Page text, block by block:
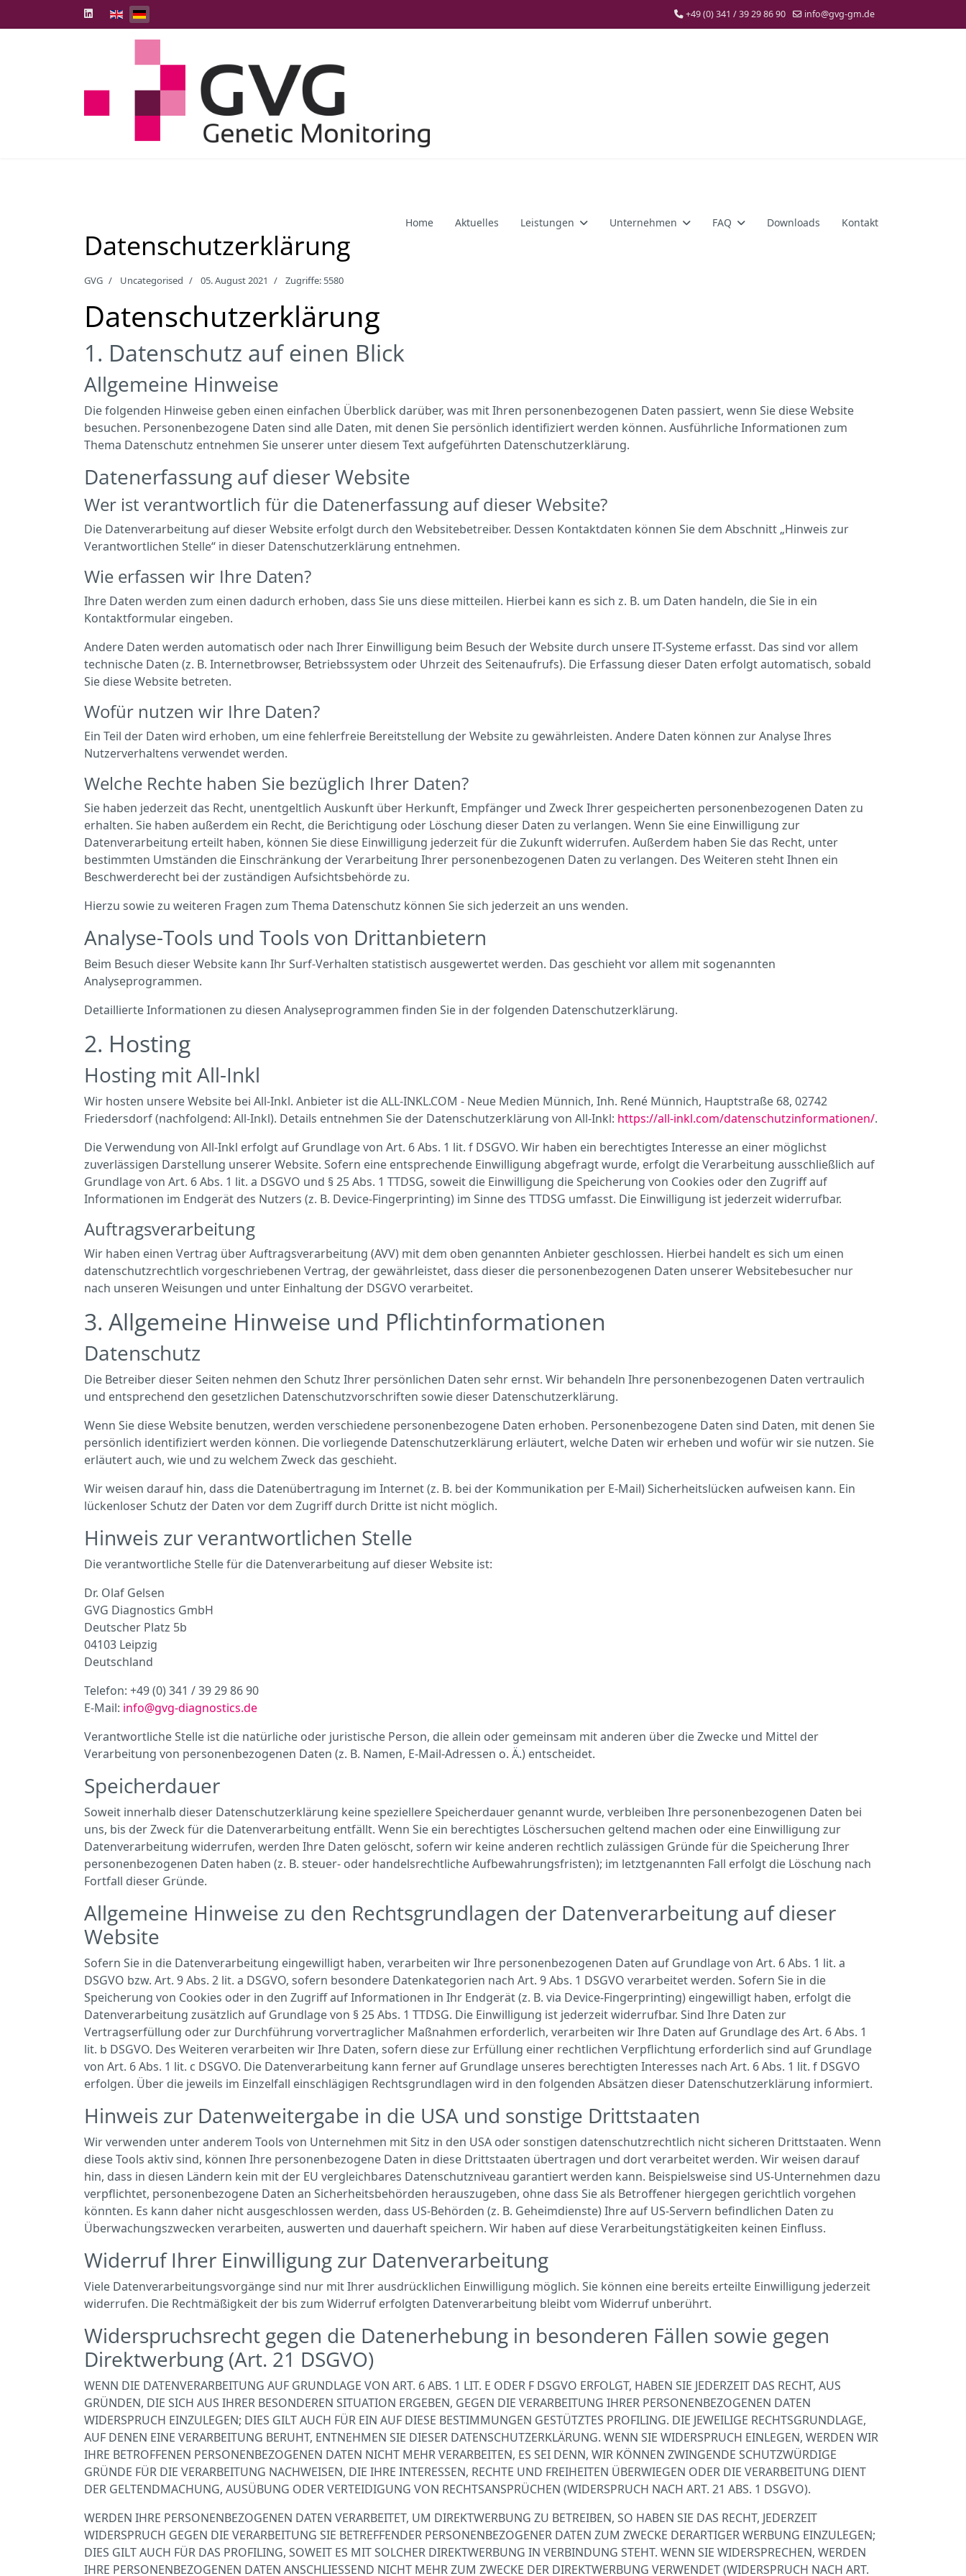
Select your language +49 (0) 341 / 39 29 86 90 info@gvg-gm.de
Home Aktuelles Leistungen Unternehmen FAQ Downloads Kontakt
Datenschutzerklärung
GVG Uncategorised 05. August 2021 Zugriffe: 5580
Datenschutz­erklärung
1. Datenschutz auf einen Blick
Allgemeine Hinweise
Die folgenden Hinweise geben einen einfachen Überblick darüber, was mit Ihren personenbezogenen Daten passiert, wenn Sie diese Website
besuchen. Personenbezogene Daten sind alle Daten, mit denen Sie persönlich identifiziert werden können. Ausführliche Informationen zum
Thema Datenschutz entnehmen Sie unserer unter diesem Text aufgeführten Datenschutzerklärung.
Datenerfassung auf dieser Website
Wer ist verantwortlich für die Datenerfassung auf dieser Website?
Die Datenverarbeitung auf dieser Website erfolgt durch den Websitebetreiber. Dessen Kontaktdaten können Sie dem Abschnitt „Hinweis zur
Verantwortlichen Stelle“ in dieser Datenschutzerklärung entnehmen.
Wie erfassen wir Ihre Daten?
Ihre Daten werden zum einen dadurch erhoben, dass Sie uns diese mitteilen. Hierbei kann es sich z. B. um Daten handeln, die Sie in ein
Kontaktformular eingeben.
Andere Daten werden automatisch oder nach Ihrer Einwilligung beim Besuch der Website durch unsere IT-Systeme erfasst. Das sind vor allem
technische Daten (z. B. Internetbrowser, Betriebssystem oder Uhrzeit des Seitenaufrufs). Die Erfassung dieser Daten erfolgt automatisch, sobald
Sie diese Website betreten.
Wofür nutzen wir Ihre Daten?
Ein Teil der Daten wird erhoben, um eine fehlerfreie Bereitstellung der Website zu gewährleisten. Andere Daten können zur Analyse Ihres
Nutzerverhaltens verwendet werden.
Welche Rechte haben Sie bezüglich Ihrer Daten?
Sie haben jederzeit das Recht, unentgeltlich Auskunft über Herkunft, Empfänger und Zweck Ihrer gespeicherten personenbezogenen Daten zu
erhalten. Sie haben außerdem ein Recht, die Berichtigung oder Löschung dieser Daten zu verlangen. Wenn Sie eine Einwilligung zur
Datenverarbeitung erteilt haben, können Sie diese Einwilligung jederzeit für die Zukunft widerrufen. Außerdem haben Sie das Recht, unter
bestimmten Umständen die Einschränkung der Verarbeitung Ihrer personenbezogenen Daten zu verlangen. Des Weiteren steht Ihnen ein
Beschwerderecht bei der zuständigen Aufsichtsbehörde zu.
Hierzu sowie zu weiteren Fragen zum Thema Datenschutz können Sie sich jederzeit an uns wenden.
Analyse-Tools und Tools von Dritt­anbietern
Beim Besuch dieser Website kann Ihr Surf-Verhalten statistisch ausgewertet werden. Das geschieht vor allem mit sogenannten
Analyseprogrammen.
Detaillierte Informationen zu diesen Analyseprogrammen finden Sie in der folgenden Datenschutzerklärung.
2. Hosting
Hosting mit All-Inkl
Wir hosten unsere Website bei All-Inkl. Anbieter ist die ALL-INKL.COM - Neue Medien Münnich, Inh. René Münnich, Hauptstraße 68, 02742
Friedersdorf (nachfolgend: All-Inkl). Details entnehmen Sie der Datenschutzerklärung von All-Inkl: https://all-inkl.com/datenschutzinformationen/.
Die Verwendung von All-Inkl erfolgt auf Grundlage von Art. 6 Abs. 1 lit. f DSGVO. Wir haben ein berechtigtes Interesse an einer möglichst
zuverlässigen Darstellung unserer Website. Sofern eine entsprechende Einwilligung abgefragt wurde, erfolgt die Verarbeitung ausschließlich auf
Grundlage von Art. 6 Abs. 1 lit. a DSGVO und § 25 Abs. 1 TTDSG, soweit die Einwilligung die Speicherung von Cookies oder den Zugriff auf
Informationen im Endgerät des Nutzers (z. B. Device-Fingerprinting) im Sinne des TTDSG umfasst. Die Einwilligung ist jederzeit widerrufbar.
Auftragsverarbeitung
Wir haben einen Vertrag über Auftragsverarbeitung (AVV) mit dem oben genannten Anbieter geschlossen. Hierbei handelt es sich um einen
datenschutzrechtlich vorgeschriebenen Vertrag, der gewährleistet, dass dieser die personenbezogenen Daten unserer Websitebesucher nur
nach unseren Weisungen und unter Einhaltung der DSGVO verarbeitet.
3. Allgemeine Hinweise und Pflicht­informationen
Datenschutz
Die Betreiber dieser Seiten nehmen den Schutz Ihrer persönlichen Daten sehr ernst. Wir behandeln Ihre personenbezogenen Daten vertraulich
und entsprechend den gesetzlichen Datenschutzvorschriften sowie dieser Datenschutzerklärung.
Wenn Sie diese Website benutzen, werden verschiedene personenbezogene Daten erhoben. Personenbezogene Daten sind Daten, mit denen Sie
persönlich identifiziert werden können. Die vorliegende Datenschutzerklärung erläutert, welche Daten wir erheben und wofür wir sie nutzen. Sie
erläutert auch, wie und zu welchem Zweck das geschieht.
Wir weisen darauf hin, dass die Datenübertragung im Internet (z. B. bei der Kommunikation per E-Mail) Sicherheitslücken aufweisen kann. Ein
lückenloser Schutz der Daten vor dem Zugriff durch Dritte ist nicht möglich.
Hinweis zur verantwortlichen Stelle
Die verantwortliche Stelle für die Datenverarbeitung auf dieser Website ist:
Dr. Olaf Gelsen
GVG Diagnostics GmbH
Deutscher Platz 5b
04103 Leipzig
Deutschland
Telefon: +49 (0) 341 / 39 29 86 90
E-Mail: info@gvg-diagnostics.de
Verantwortliche Stelle ist die natürliche oder juristische Person, die allein oder gemeinsam mit anderen über die Zwecke und Mittel der
Verarbeitung von personenbezogenen Daten (z. B. Namen, E-Mail-Adressen o. Ä.) entscheidet.
Speicherdauer
Soweit innerhalb dieser Datenschutzerklärung keine speziellere Speicherdauer genannt wurde, verbleiben Ihre personenbezogenen Daten bei
uns, bis der Zweck für die Datenverarbeitung entfällt. Wenn Sie ein berechtigtes Löschersuchen geltend machen oder eine Einwilligung zur
Datenverarbeitung widerrufen, werden Ihre Daten gelöscht, sofern wir keine anderen rechtlich zulässigen Gründe für die Speicherung Ihrer
personenbezogenen Daten haben (z. B. steuer- oder handelsrechtliche Aufbewahrungsfristen); im letztgenannten Fall erfolgt die Löschung nach
Fortfall dieser Gründe.
Allgemeine Hinweise zu den Rechtsgrundlagen der Datenverarbeitung auf dieser
Website
Sofern Sie in die Datenverarbeitung eingewilligt haben, verarbeiten wir Ihre personenbezogenen Daten auf Grundlage von Art. 6 Abs. 1 lit. a
DSGVO bzw. Art. 9 Abs. 2 lit. a DSGVO, sofern besondere Datenkategorien nach Art. 9 Abs. 1 DSGVO verarbeitet werden. Sofern Sie in die
Speicherung von Cookies oder in den Zugriff auf Informationen in Ihr Endgerät (z. B. via Device-Fingerprinting) eingewilligt haben, erfolgt die
Datenverarbeitung zusätzlich auf Grundlage von § 25 Abs. 1 TTDSG. Die Einwilligung ist jederzeit widerrufbar. Sind Ihre Daten zur
Vertragserfüllung oder zur Durchführung vorvertraglicher Maßnahmen erforderlich, verarbeiten wir Ihre Daten auf Grundlage des Art. 6 Abs. 1
lit. b DSGVO. Des Weiteren verarbeiten wir Ihre Daten, sofern diese zur Erfüllung einer rechtlichen Verpflichtung erforderlich sind auf Grundlage
von Art. 6 Abs. 1 lit. c DSGVO. Die Datenverarbeitung kann ferner auf Grundlage unseres berechtigten Interesses nach Art. 6 Abs. 1 lit. f DSGVO
erfolgen. Über die jeweils im Einzelfall einschlägigen Rechtsgrundlagen wird in den folgenden Absätzen dieser Datenschutzerklärung informiert.
Hinweis zur Datenweitergabe in die USA und sonstige Drittstaaten
Wir verwenden unter anderem Tools von Unternehmen mit Sitz in den USA oder sonstigen datenschutzrechtlich nicht sicheren Drittstaaten. Wenn
diese Tools aktiv sind, können Ihre personenbezogene Daten in diese Drittstaaten übertragen und dort verarbeitet werden. Wir weisen darauf
hin, dass in diesen Ländern kein mit der EU vergleichbares Datenschutzniveau garantiert werden kann. Beispielsweise sind US-Unternehmen dazu
verpflichtet, personenbezogene Daten an Sicherheitsbehörden herauszugeben, ohne dass Sie als Betroffener hiergegen gerichtlich vorgehen
könnten. Es kann daher nicht ausgeschlossen werden, dass US-Behörden (z. B. Geheimdienste) Ihre auf US-Servern befindlichen Daten zu
Überwachungszwecken verarbeiten, auswerten und dauerhaft speichern. Wir haben auf diese Verarbeitungstätigkeiten keinen Einfluss.
Widerruf Ihrer Einwilligung zur Datenverarbeitung
Viele Datenverarbeitungsvorgänge sind nur mit Ihrer ausdrücklichen Einwilligung möglich. Sie können eine bereits erteilte Einwilligung jederzeit
widerrufen. Die Rechtmäßigkeit der bis zum Widerruf erfolgten Datenverarbeitung bleibt vom Widerruf unberührt.
Widerspruchsrecht gegen die Datenerhebung in besonderen Fällen sowie gegen
Direktwerbung (Art. 21 DSGVO)
WENN DIE DATENVERARBEITUNG AUF GRUNDLAGE VON ART. 6 ABS. 1 LIT. E ODER F DSGVO ERFOLGT, HABEN SIE JEDERZEIT DAS RECHT, AUS
GRÜNDEN, DIE SICH AUS IHRER BESONDEREN SITUATION ERGEBEN, GEGEN DIE VERARBEITUNG IHRER PERSONENBEZOGENEN DATEN
WIDERSPRUCH EINZULEGEN; DIES GILT AUCH FÜR EIN AUF DIESE BESTIMMUNGEN GESTÜTZTES PROFILING. DIE JEWEILIGE RECHTSGRUNDLAGE,
AUF DENEN EINE VERARBEITUNG BERUHT, ENTNEHMEN SIE DIESER DATENSCHUTZERKLÄRUNG. WENN SIE WIDERSPRUCH EINLEGEN, WERDEN WIR
IHRE BETROFFENEN PERSONENBEZOGENEN DATEN NICHT MEHR VERARBEITEN, ES SEI DENN, WIR KÖNNEN ZWINGENDE SCHUTZWÜRDIGE
GRÜNDE FÜR DIE VERARBEITUNG NACHWEISEN, DIE IHRE INTERESSEN, RECHTE UND FREIHEITEN ÜBERWIEGEN ODER DIE VERARBEITUNG DIENT
DER GELTENDMACHUNG, AUSÜBUNG ODER VERTEIDIGUNG VON RECHTSANSPRÜCHEN (WIDERSPRUCH NACH ART. 21 ABS. 1 DSGVO).
WERDEN IHRE PERSONENBEZOGENEN DATEN VERARBEITET, UM DIREKTWERBUNG ZU BETREIBEN, SO HABEN SIE DAS RECHT, JEDERZEIT
WIDERSPRUCH GEGEN DIE VERARBEITUNG SIE BETREFFENDER PERSONENBEZOGENER DATEN ZUM ZWECKE DERARTIGER WERBUNG EINZULEGEN;
DIES GILT AUCH FÜR DAS PROFILING, SOWEIT ES MIT SOLCHER DIREKTWERBUNG IN VERBINDUNG STEHT. WENN SIE WIDERSPRECHEN, WERDEN
IHRE PERSONENBEZOGENEN DATEN ANSCHLIESSEND NICHT MEHR ZUM ZWECKE DER DIREKTWERBUNG VERWENDET (WIDERSPRUCH NACH ART.